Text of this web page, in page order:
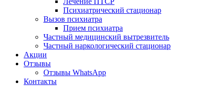
Психиатрический стационар
Вызов психиатра
Прием психиатра
Частный медицинский вытрезвитель
Частный наркологический стационар
Акции
Отзывы
Отзывы WhatsApp
Контакты